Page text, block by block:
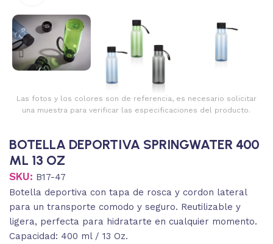
Las fotos y los colores son de referencia, es necesario solicitar
una muestra para verificar las especificaciones del producto.
BOTELLA DEPORTIVA SPRINGWATER 400
ML 13 OZ
SKU: B17-47
Botella deportiva con tapa de rosca y cordon lateral
para un transporte comodo y seguro. Reutilizable y
ligera, perfecta para hidratarte en cualquier momento.
Capacidad: 400 ml / 13 Oz.